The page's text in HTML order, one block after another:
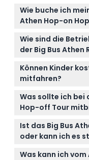
Wie buche ich
Athen Hop-on
Sie können Ihre
Website online
Bestätigung und
Pässen wählen,
zu erkunden.
Wie sind die
der Big Bus Athen
Die Athen-Route
Bussen alle 20
Route hat variable
aktuellen Fahrplan
Können Kinder
mitfahren?
Kinder unter 5
jedoch keinen
ratsam, dies bei
Was sollte ich bei
Hop-off Tour
Bringen Sie
Wasser und eine
festzuhalten und
Ist das Big Bus
oder kann ich es
Tickets sind nicht
Was kann ich